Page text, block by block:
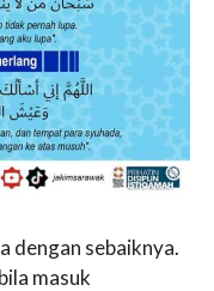
dengan sebaiknya.
masuk